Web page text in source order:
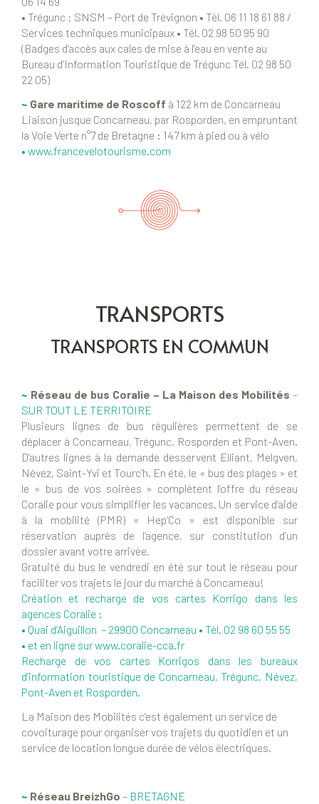
• Trégunc : SNSM – Port de Trévignon • Tél. 06 11 18 61 88 /
Services techniques municipaux • Tél. 02 98 50 95 90
(Badges d’accès aux cales de mise à l’eau en vente au
Bureau d’Information Touristique de Trégunc Tél. 02 98 50
22 05)
~ Gare maritime de Roscoff à 122 km de Concarneau
Liaison jusque Concarneau, par Rosporden, en empruntant
la Voie Verte n°7 de Bretagne : 147 km à pied ou à vélo
• www.francevelotourisme.com
TRANSPORTS
TRANSPORTS EN COMMUN
~ Réseau de bus Coralie – La Maison des Mobilités –
SUR TOUT LE TERRITOIRE
Plusieurs lignes de bus régulières permettent de se
déplacer à Concarneau, Trégunc, Rosporden et Pont-Aven.
D’autres lignes à la demande desservent Elliant, Melgven,
Névez, Saint-Yvi et Tourc’h. En été, le « bus des plages » et
le « bus de vos soirées » complètent l’offre du réseau
Coralie pour vous simplifier les vacances. Un service d’aide
à la mobilité (PMR) « Hep’Co » est disponible sur
réservation auprès de l’agence, sur constitution d’un
dossier avant votre arrivée.
Gratuité du bus le vendredi en été sur tout le réseau pour
faciliter vos trajets le jour du marché à Concarneau!
Création et recharge de vos cartes Korrigo dans les
agences Coralie :
• Quai d’Aiguillon – 29900 Concarneau • Tél. 02 98 60 55 55
• et en ligne surwww.coralie-cca.fr
Recharge de vos cartes Korrigos dans les bureaux
d’information touristique de Concarneau, Trégunc, Névez,
Pont-Aven et Rosporden.
La Maison des Mobilités c’est également un service de
covoiturage pour organiser vos trajets du quotidien et un
service de location longue durée de vélos électriques.
~ Réseau BreizhGo – BRETAGNE